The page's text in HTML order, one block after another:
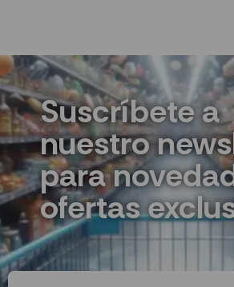
Suscríbete a
nuestro
para
ofertas